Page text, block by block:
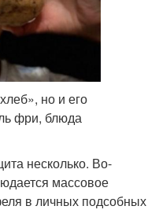
но и его
фри, блюда
несколько. Во-
массовое
в личных подсобных